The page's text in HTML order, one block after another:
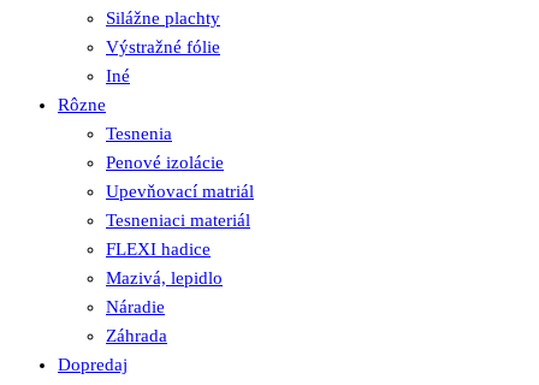
Silážne plachty
Výstražné fólie
Iné
Rôzne
Tesnenia
Penové izolácie
Upevňovací matriál
Tesneniaci materiál
FLEXI hadice
Mazivá, lepidlo
Náradie
Záhrada
Dopredaj